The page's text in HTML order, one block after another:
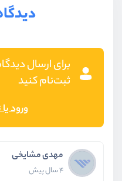
برای ارسال
ثبت‌نام کنید
ورود
مهدی مشایخی
4 سال پیش